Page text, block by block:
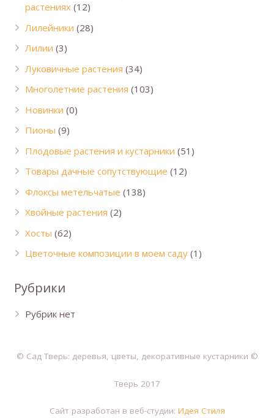
растениях (12)
Лилейники (28)
Лилии (3)
Луковичные растения (34)
Многолетние растения (103)
Новинки (0)
Пионы (9)
Плодовые растения и кустарники (51)
Товары дачные сопутствующие (12)
Флоксы метельчатые (138)
Хвойные растения (2)
Хосты (62)
Цветочные композиции в моем саду (1)
Рубрики
Рубрик нет
© Сад Тверь: деревья, цветы, декоративные кустарники ©
Тверь 2017
Сайт разработан в веб-студии: Идея Стиля